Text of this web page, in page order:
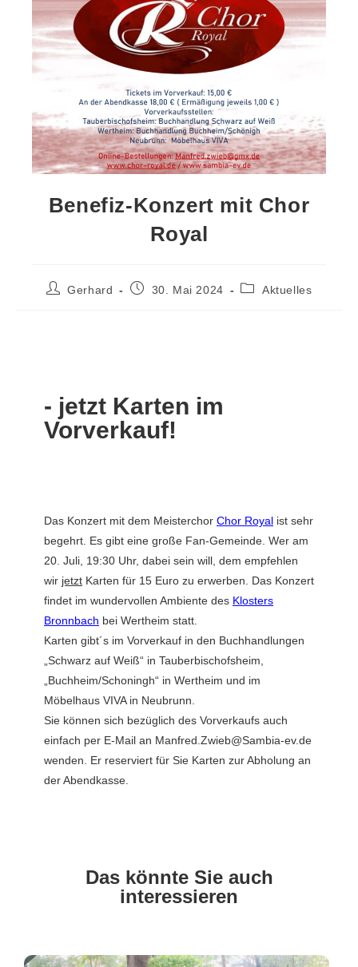
Benefiz-Konzert mit Chor
Royal
Gerhard 30. Mai 2024 Aktuelles
- jetzt Karten im
Vorverkauf!
Das Konzert mit dem Meisterchor Chor Royal ist sehr
begehrt. Es gibt eine große Fan-Gemeinde. Wer am
20. Juli, 19:30 Uhr, dabei sein will, dem empfehlen
wir jetzt Karten für 15 Euro zu erwerben. Das Konzert
findet im wundervollen Ambiente des Klosters
Bronnbach bei Wertheim statt.
Karten gibt´s im Vorverkauf in den Buchhandlungen
„Schwarz auf Weiß“ in Tauberbischofsheim,
„Buchheim/Schoningh“ in Wertheim und im
Möbelhaus VIVA in Neubrunn.
Sie können sich bezüglich des Vorverkaufs auch
einfach per E-Mail an Manfred.Zwieb@Sambia-ev.de
wenden. Er reserviert für Sie Karten zur Abholung an
der Abendkasse.
Das könnte Sie auch
interessieren